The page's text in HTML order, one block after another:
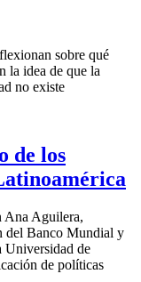
sobre qué
la idea de que la
no existe
de los
Ana Aguilera,
del Banco Mundial y
Universidad de
de políticas